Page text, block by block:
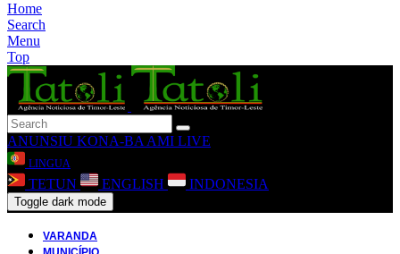
Home
Search
Menu
Top
ANUNSIU KONA-BA AMI LIVE
LINGUA
TETUN ENGLISH INDONESIA
Toggle dark mode
VARANDA